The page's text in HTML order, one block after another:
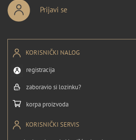
Prijavi se
KORISNIČKI NALOG
registracija
zaboravio si lozinku?
korpa proizvoda
KORISNIČKI SERVIS